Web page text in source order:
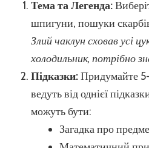
Тема та Легенда:
шпигуни, пошуки
Злий чаклун сховав усі
холодильник, потрібно
Підказки:Придумайте
ведуть від однієї
можуть бути:
Загадка про